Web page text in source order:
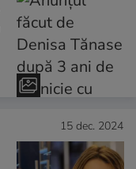
15 dec. 2024